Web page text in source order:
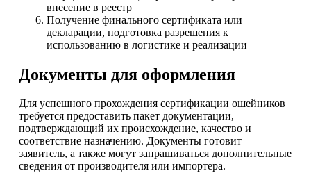
внесение в реестр
Получение финального сертификата или
декларации, подготовка разрешения к
использованию в логистике и реализации
Документы для оформления
Для успешного прохождения сертификации ошейников
требуется предоставить пакет документации,
подтверждающий их происхождение, качество и
соответствие назначению. Документы готовит
заявитель, а также могут запрашиваться дополнительные
сведения от производителя или импортера.